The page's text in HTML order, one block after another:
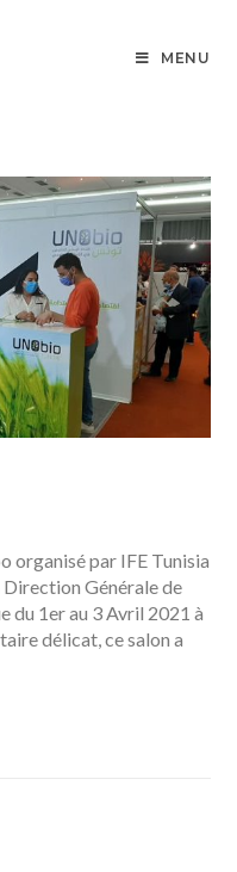
MENU
organisé par IFE Tunisia
Générale de
du 1er au 3 Avril 2021 à
délicat, ce salon a